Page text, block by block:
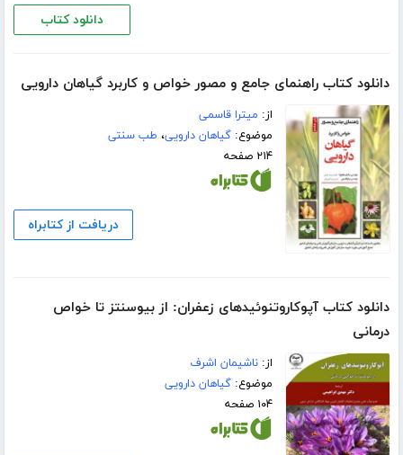
دانلود کتاب
دانلود کتاب راهنمای جامع و مصور خواص و کاربرد گیاهان دارویی
از: میترا قاسمی
موضوع:گیاهان دارویی، طب سنتی
۲۱۴ صفحه
دریافت از کتابراه
دانلود کتاب آپوکاروتنوئیدهای زعفران: از بیوسنتز تا خواص
درمانی
از:ناشیمان اشرف
موضوع:گیاهان دارویی
۱۰۴ صفحه